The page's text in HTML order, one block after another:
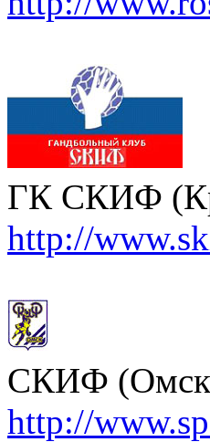
ГК СКИФ
http://
СКИФ
http://